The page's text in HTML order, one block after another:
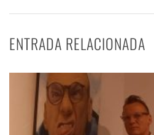
ENTRADA RELACIONADA